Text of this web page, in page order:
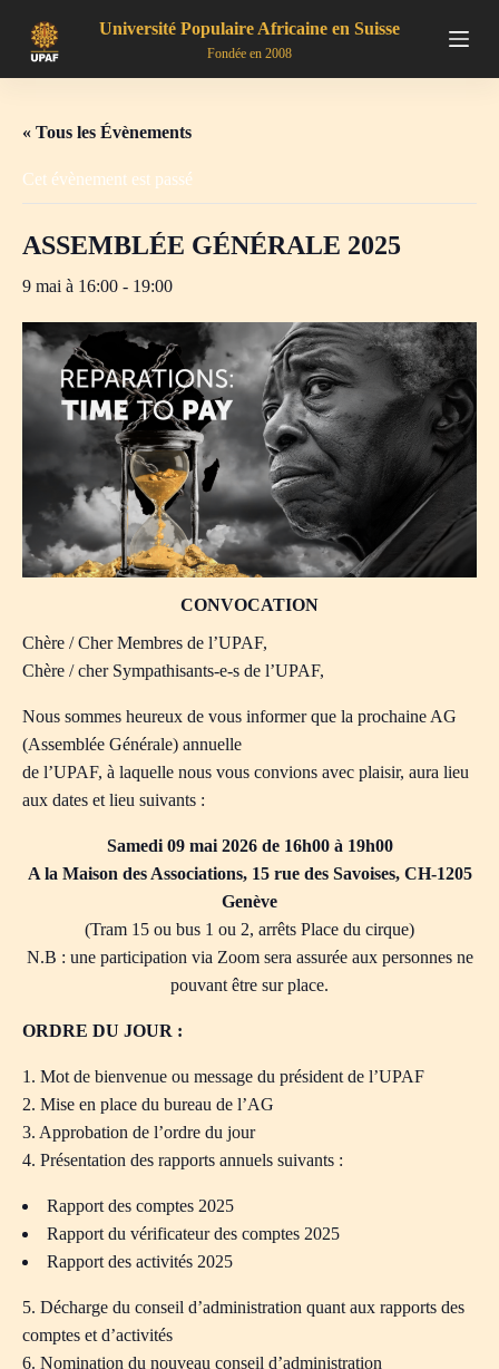
s
a
c
o
t
n
Université Populaire Africaine en Suisse
Fondée en 2008
« Tous les Évènements
Cet évènement est passé
ASSEMBLÉE GÉNÉRALE 2025
9 mai à 16:00 - 19:00
CONVOCATION
Chère / Cher Membres de l’UPAF,
Chère / cher Sympathisants-e-s de l’UPAF,
Nous sommes heureux de vous informer que la prochaine AG
(Assemblée Générale) annuelle
de l’UPAF, à laquelle nous vous convions avec plaisir, aura lieu
aux dates et lieu suivants :
Samedi 09 mai 2026 de 16h00 à 19h00
A la Maison des Associations, 15 rue des Savoises, CH-1205
Genève
(Tram 15 ou bus 1 ou 2, arrêts Place du cirque)
N.B : une participation via Zoom sera assurée aux personnes ne
pouvant être sur place.
ORDRE DU JOUR :
1. Mot de bienvenue ou message du président de l’UPAF
2. Mise en place du bureau de l’AG
3. Approbation de l’ordre du jour
4. Présentation des rapports annuels suivants :
Rapport des comptes 2025
Rapport du vérificateur des comptes 2025
Rapport des activités 2025
5. Décharge du conseil d’administration quant aux rapports des
comptes et d’activités
6. Nomination du nouveau conseil d’administration